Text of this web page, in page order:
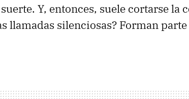
Y, entonces, suele cortarse
llamadas silenciosas? Forman